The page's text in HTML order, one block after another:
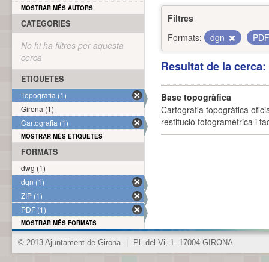
Filtres
Formats:
dgn
Resultat de la
Base topogràfica
Cartografia topogràfica
restitució fotogramètrica i
MOSTRAR MÉS AUTORS
CATEGORIES
No hi ha filtres per aquesta
cerca
ETIQUETES
Topografia (1)
Girona (1)
Cartografia (1)
MOSTRAR MÉS ETIQUETES
FORMATS
dwg (1)
dgn (1)
ZIP (1)
PDF (1)
MOSTRAR MÉS FORMATS
© 2013 Ajuntament de Girona Pl. del Vi, 1. 17004 GIRONA